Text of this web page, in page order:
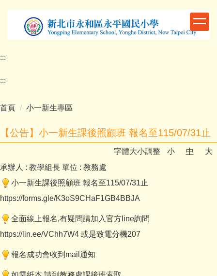
內
區
:::
:::
首頁 小一新生專區
【公告】小一新生課後照顧班 報名至115/07/31止
字體大小調整 小 中
大
承辦人 : 教學組長 單位 : 教務處
小一新生課後照顧班 報名至115/07/31止
https://forms.gle/K3oS9CHaF1GB4BBJA
全面線上報名,有疑問請加入官方line詢問
https://lin.ee/VChh7W4 或是致電分機207
報名成功會收到mail通知